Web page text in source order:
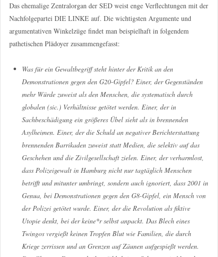
Das ehemalige Zentralorgan der SED weist enge Verflechtungen mit der
Nachfolgepartei DIE LINKE auf. Die wichtigsten Argumente und
argumentativen Winkelzüge findet man beispielhaft in folgendem
pathetischen Plädoyer zusammengefasst:
Was für ein Gewaltbegriff steht hinter der Kritik an den
Demonstrationen gegen den G20-Gipfel? Einer, der Gegenständen
mehr Würde zuweist als den Menschen, die systematisch durch
globalen (sic.) Verhältnisse getötet werden. Einer, der in
Sachbeschädigung ein größeres Übel sieht als in brennenden
Asylheimen. Einer, der die Schuld an negativer Berichterstattung
brennenden Barrikaden zuweist statt Medien, die selektiv auf das
Geschehen und die Zivilgesellschaft zielen. Einer, der verharmlost,
dass Polizeigewalt in Hamburg nicht nur tagtäglich Menschen
betrifft und mitunter umbringt, sondern auch ignoriert, dass 2001 in
Genua, bei Demonstrationen gegen den G8-Gipfel, ein Mensch von
der Polizei getötet wurde. Einer, der die Revolution als fiktive
Utopie denkt, bei der keine*r selbst anpackt. Das Blech eines
Twingos vergießt keinen Tropfen Blut wie Familien, die durch
Kriege zerrissen und an Grenzen auf Zäunen aufgespießt werden.